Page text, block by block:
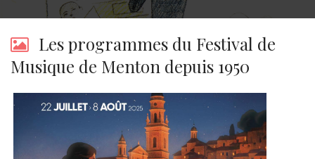
Les programmes du Festival de
Musique de Menton depuis 1950